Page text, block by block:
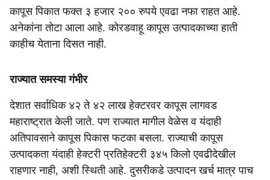
कापूस पिकात फक्त ३ हजार २०० रुपये एवढा नफा राहत आहे.
अनेकांना तोटा आला आहे. कोरडवाहू कापूस उत्पादकाच्या हाती
काहीच येताना दिसत नाही.
राज्यात समस्या गंभीर
देशात सर्वाधिक ४२ ते ४२ लाख हेक्टरवर कापूस लागवड
महाराष्ट्रात केली जाते. पण राज्यात मागील वेळेस व यंदाही
अतिपावसाने कापूस पिकास फटका बसला. राज्याची कापूस
उत्पादकता यंदाही हेक्टरी प्रतिहेक्टरी ३४५ किलो एवढीदेखील
राहणार नाही, अशी स्थिती आहे. दुसरीकडे उत्पादन खर्च मात्र पाच